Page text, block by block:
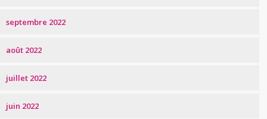
septembre 2022
août 2022
juillet 2022
juin 2022